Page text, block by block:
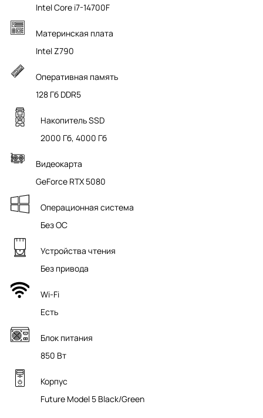
Intel Core i7-14700F
Материнская плата
Intel Z790
Оперативная память
128 Гб DDR5
Накопитель SSD
2000 Гб, 4000 Гб
Видеокарта
GeForce RTX 5080
Операционная система
Без ОС
Устройства чтения
Без привода
Wi-Fi
Есть
Блок питания
850 Вт
Корпус
Future Model 5 Black/Green